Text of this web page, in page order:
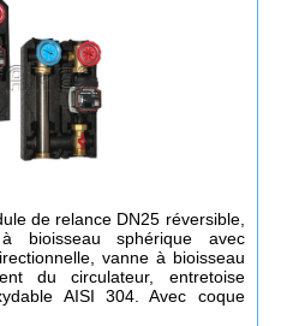
de relance DN25 réversible,
bioisseau sphérique avec
vanne à bioisseau
du circulateur, entretoise
AISI 304. Avec coque